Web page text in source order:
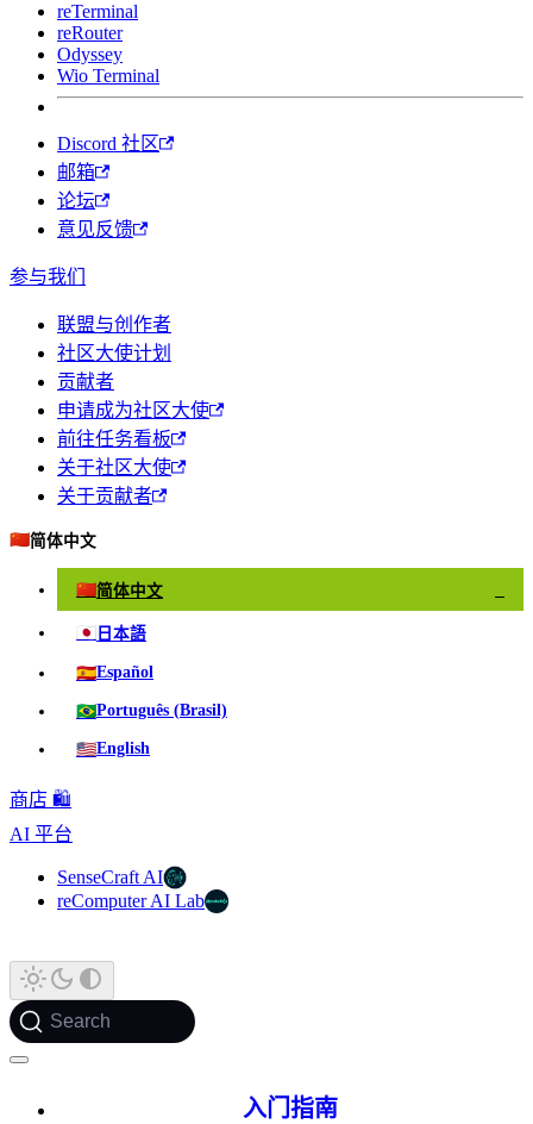
reTerminal
reRouter
Odyssey
Wio Terminal
Discord 社区
邮箱
论坛
意见反馈
参与我们
联盟与创作者
社区大使计划
贡献者
申请成为社区大使
前往任务看板
关于社区大使
关于贡献者
🇨🇳简体中文
🇨🇳简体中文
🇯🇵 日本語
🇪🇸Español
🇧🇷Português (Brasil)
🇺🇸English
商店 🛍️
AI 平台
SenseCraft AI
reComputer AI Lab
Search
入门指南